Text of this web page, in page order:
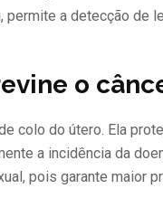
a detecção de
o
colo do útero. Ela
a incidência da
pois garante maior